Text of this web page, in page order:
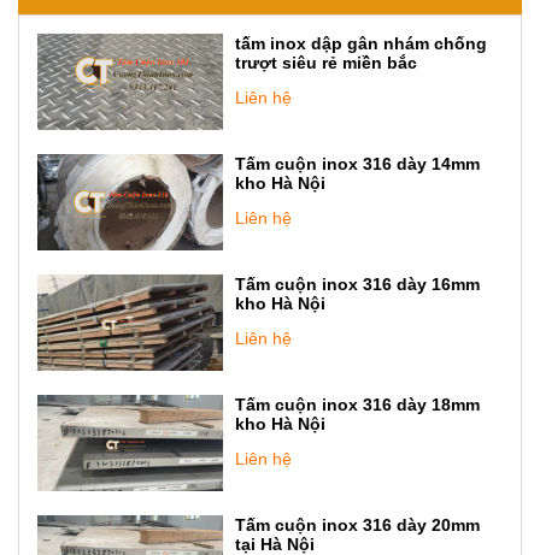
tấm inox dập gân nhám chống
trượt siêu rẻ miền bắc
Liên hệ
Tấm cuộn inox 316 dày 14mm
kho Hà Nội
Liên hệ
Tấm cuộn inox 316 dày 16mm
kho Hà Nội
Liên hệ
Tấm cuộn inox 316 dày 18mm
kho Hà Nội
Liên hệ
Tấm cuộn inox 316 dày 20mm
tại Hà Nội